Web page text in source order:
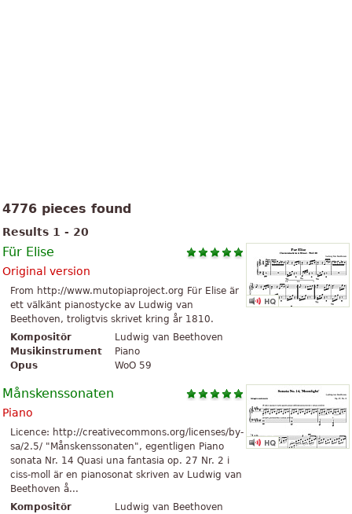
4776 pieces found
Results 1 - 20
Für Elise
Original version
From http://www.mutopiaproject.org Für Elise är
ett välkänt pianostycke av Ludwig van
Beethoven, troligtvis skrivet kring år 1810.
Kompositör
Ludwig van Beethoven
Musikinstrument
Piano
Opus
WoO 59
Månskenssonaten
Piano
Licence: http://creativecommons.org/licenses/by-
sa/2.5/ "Månskenssonaten", egentligen Piano
sonata Nr. 14 Quasi una fantasia op. 27 Nr. 2 i
ciss-moll är en pianosonat skriven av Ludwig van
Beethoven å...
Kompositör
Ludwig van Beethoven